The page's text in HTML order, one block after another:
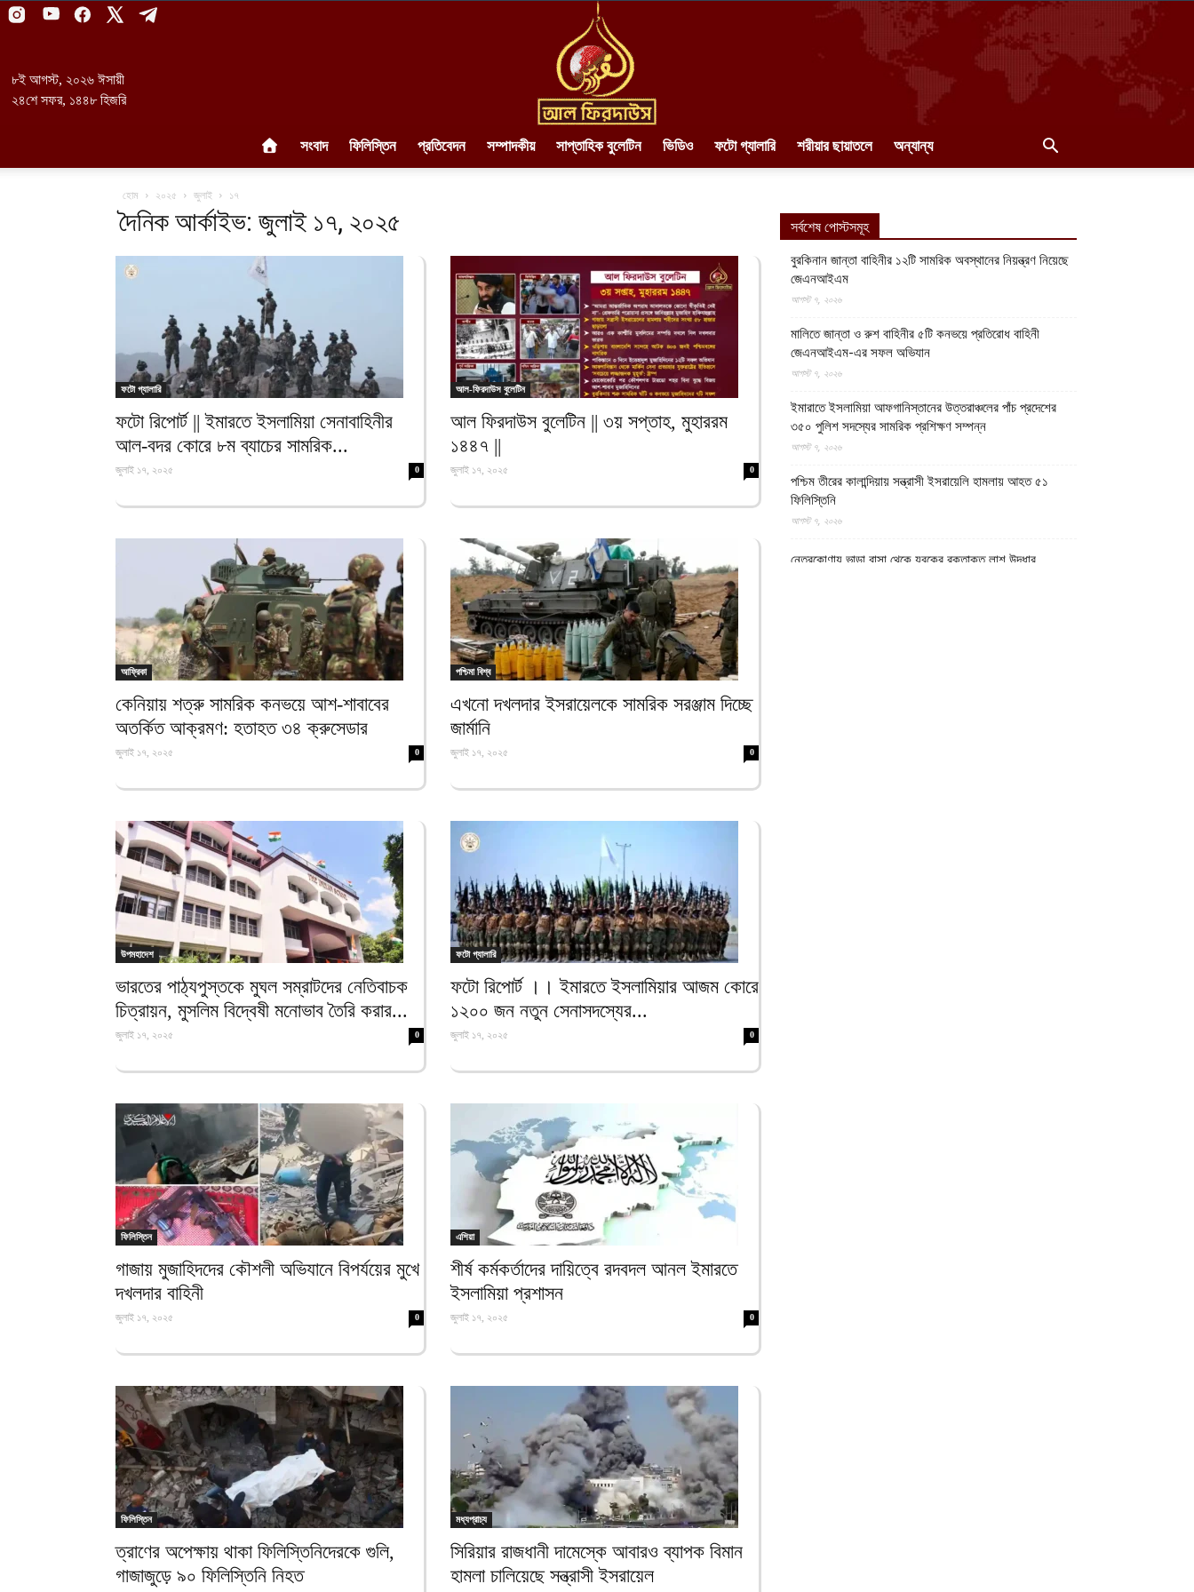
৮ই আগস্ট, ২০২৬ ঈসায়ী
২৪শে সফর, ১৪৪৮ হিজরি
||
আল-
সংবাদ ফিলিস্তিন প্রতিবেদন সম্পাদকীয় সাপ্তাহিক বুলেটিন ভিডিও ফটো গ্যালারি শরীয়ার ছায়াতলে অন্যান্য
হোম ২০২৫ জুলাই ১৭
দৈনিক আর্কাইভ: জুলাই ১৭, ২০২৫
ফটো গ্যালারি
ফটো রিপোর্ট || ইমারতে ইসলামিয়া সেনাবাহিনীর
আল-বদর কোরে ৮ম ব্যাচের সামরিক...
জুলাই ১৭, ২০২৫ 0
আল-ফিরদাউস বুলেটিন
আল ফিরদাউস বুলেটিন || ৩য় সপ্তাহ, মুহাররম
১৪৪৭ ||
জুলাই ১৭, ২০২৫ 0
আফ্রিকা
কেনিয়ায় শত্রু সামরিক কনভয়ে আশ-শাবাবের
অতর্কিত আক্রমণ: হতাহত ৩৪ ক্রুসেডার
জুলাই ১৭, ২০২৫ 0
পশ্চিমা বিশ্ব
এখনো দখলদার ইসরায়েলকে সামরিক সরঞ্জাম দিচ্ছে
জার্মানি
জুলাই ১৭, ২০২৫ 0
উপমহাদেশ
ভারতের পাঠ্যপুস্তকে মুঘল সম্রাটদের নেতিবাচক
চিত্রায়ন, মুসলিম বিদ্বেষী মনোভাব তৈরি করার...
জুলাই ১৭, ২০২৫ 0
ফটো গ্যালারি
ফটো রিপোর্ট ।। ইমারতে ইসলামিয়ার আজম কোরে
১২০০ জন নতুন সেনাসদস্যের...
জুলাই ১৭, ২০২৫ 0
ফিলিস্তিন
গাজায় মুজাহিদদের কৌশলী অভিযানে বিপর্যয়ের মুখে
দখলদার বাহিনী
জুলাই ১৭, ২০২৫ 0
এশিয়া
শীর্ষ কর্মকর্তাদের দায়িত্বে রদবদল আনল ইমারতে
ইসলামিয়া প্রশাসন
জুলাই ১৭, ২০২৫ 0
ফিলিস্তিন
ত্রাণের অপেক্ষায় থাকা ফিলিস্তিনিদেরকে গুলি,
গাজাজুড়ে ৯০ ফিলিস্তিনি নিহত
মধ্যপ্রাচ্য
সিরিয়ার রাজধানী দামেস্কে আবারও ব্যাপক বিমান
হামলা চালিয়েছে সন্ত্রাসী ইসরায়েল
সর্বশেষ পোস্টসমূহ
বুরকিনান জান্তা বাহিনীর ১২টি সামরিক অবস্থানের নিয়ন্ত্রণ নিয়েছে
জেএনআইএম
আগস্ট ৭, ২০২৬
মালিতে জান্তা ও রুশ বাহিনীর ৫টি কনভয়ে প্রতিরোধ বাহিনী
জেএনআইএম-এর সফল অভিযান
আগস্ট ৭, ২০২৬
ইমারাতে ইসলামিয়া আফগানিস্তানের উত্তরাঞ্চলের পাঁচ প্রদেশের
৩৫০ পুলিশ সদস্যের সামরিক প্রশিক্ষণ সম্পন্ন
আগস্ট ৭, ২০২৬
পশ্চিম তীরের কালান্দিয়ায় সন্ত্রাসী ইসরায়েলি হামলায় আহত ৫১
ফিলিস্তিনি
আগস্ট ৭, ২০২৬
নেত্রকোণায় ভাড়া বাসা থেকে যুবকের রক্তাক্ত লাশ উদ্ধার